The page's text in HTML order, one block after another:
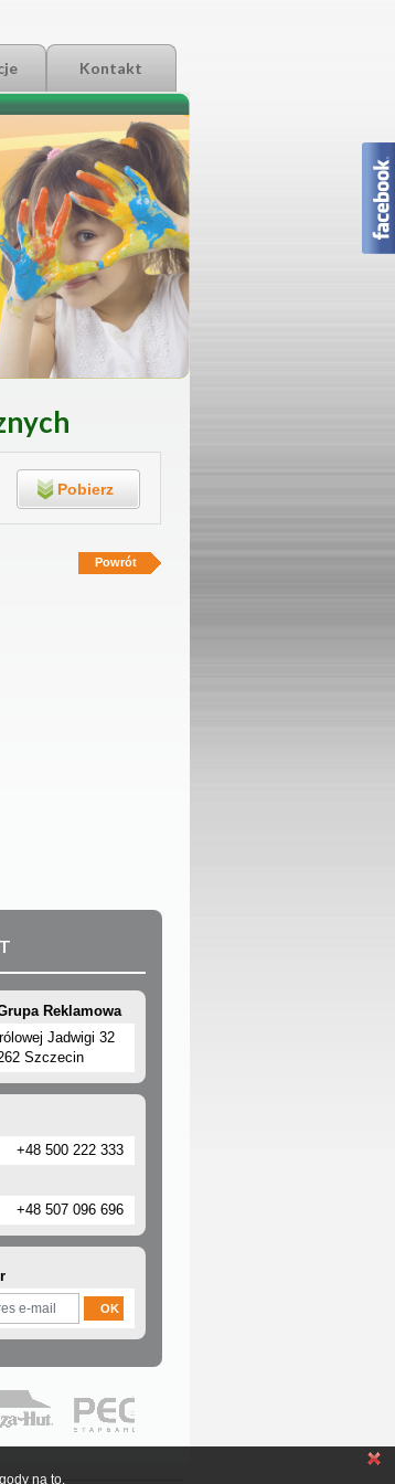
Kontakt
Pobierz
Powrót
Reklamowa
Jadwigi 32
Szczecin
+48 500 222 333
+48 507 096 696
na to.